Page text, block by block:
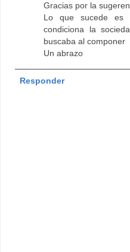
Gracias por la
Lo que sucede es
condiciona la
buscaba al componer
Un abrazo
Responder